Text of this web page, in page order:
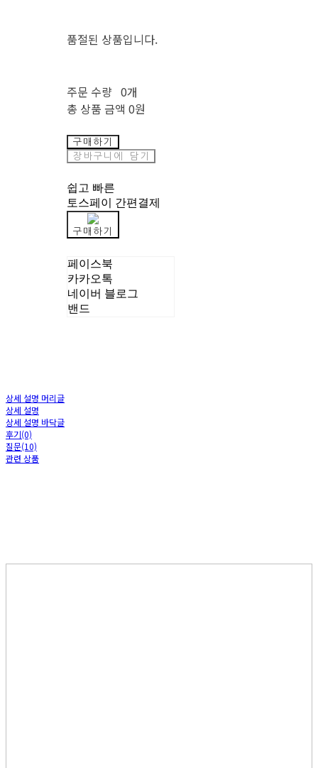
품절된 상품입니다.
주문 수량 0개
총 상품 금액 0원
구매하기
장바구니에 담기
쉽고 빠른
토스페이 간편결제
구매하기
페이스북
카카오톡
네이버 블로그
밴드
상세 설명 머리글
상세 설명
상세 설명 바닥글
후기(0)
질문(10)
관련 상품